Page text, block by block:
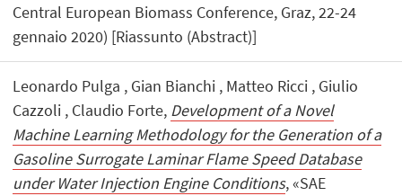
Central European Biomass Conference, Graz, 22-24
gennaio 2020) [Riassunto (Abstract)]
Leonardo Pulga , Gian Bianchi , Matteo Ricci , Giulio
Cazzoli , Claudio Forte, Development of a Novel
Machine Learning Methodology for the Generation of a
Gasoline Surrogate Laminar Flame Speed Database
under Water Injection Engine Conditions, «SAE